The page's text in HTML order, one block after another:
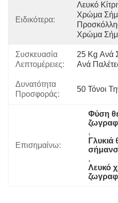
Ειδικότερα:
Λευκό
Χρώμα
Χρώμα
Συσκευασία
Λεπτομέρειες:
25 Kg Ανά
Ανά
Δυνατότητα
Προσφοράς:
50 Τόνοι
Επισημαίνω:
Φύση
,
,
Λευκό